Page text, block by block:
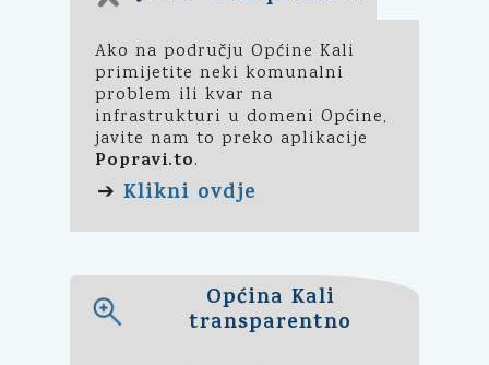
Ako na području Općine Kali
primijetite neki komunalni
problem ili kvar na
infrastrukturi u domeni Općine,
javite nam to preko aplikacije
Popravi.to.
➔ Klikni ovdje
Općina Kali
transparentno